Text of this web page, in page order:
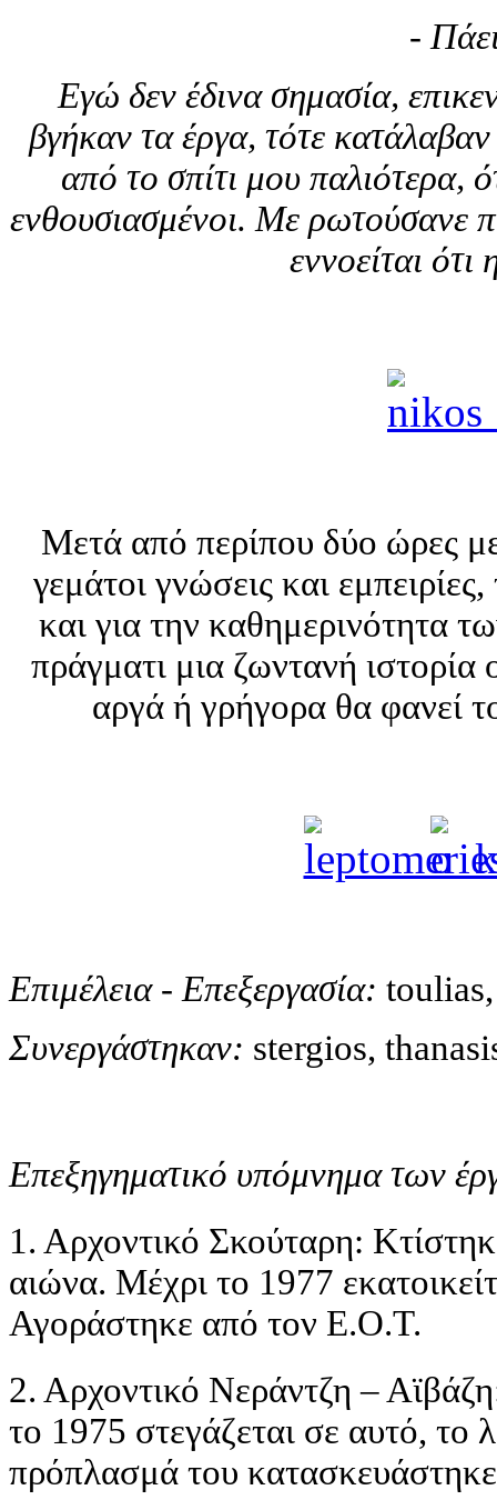
-
Εγώ δεν έδινα σημασία,
βγήκαν τα έργα, τότε
από το σπίτι μου παλιότερα,
ενθουσιασμένοι. Με ρωτούσανε
εννοείται
Μετά από περίπου δύο ώρες
γεμάτοι γνώσεις και
και για την καθημερινότητα
πράγματι μια ζωντανή ιστορία
αργά ή γρήγορα θα φανεί
Επιμέλεια - Επεξεργασία:
Συνεργάστηκαν: stergios,
Επεξηγηματικό υπόμνημα των
1. Αρχοντικό Σκούταρη:
αιώνα. Μέχρι το 1977
Αγοράστηκε από τον Ε.Ο.Τ.
2. Αρχοντικό Νεράντζη –
το 1975 στεγάζεται σε αυτό,
πρόπλασμά του